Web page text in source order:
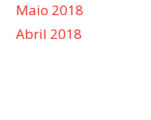
Maio 2018
Abril 2018